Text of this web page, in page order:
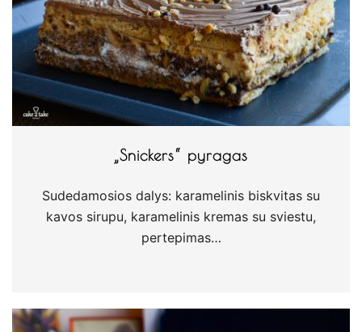
„Snickers“ pyragas
Sudedamosios dalys: karamelinis biskvitas su
kavos sirupu, karamelinis kremas su sviestu,
pertepimas…